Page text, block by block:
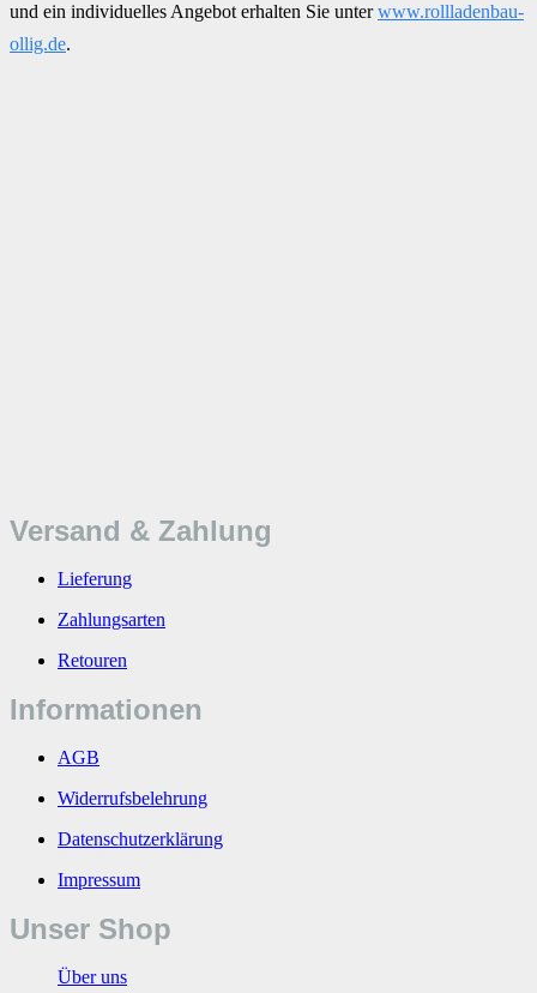
und ein individuelles Angebot erhalten Sie unterwww.rollladenbau-
ollig.de.
Versand & Zahlung
Lieferung
Zahlungsarten
Retouren
Informationen
AGB
Widerrufsbelehrung
Datenschutzerklärung
Impressum
Unser Shop
Über uns